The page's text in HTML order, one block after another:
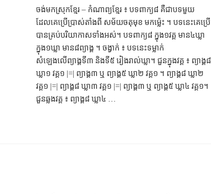
ចំណេះដឹងទូទៅ
ចង់មកស្រុកខ្មែរ – កំណាព្យខ្មែរ ៖ បទពាក្យ៨ គឺជាបទមួយ
ដែលគេប្រើប្រាស់តាំងពី សម័យចតុមុខ មកម្ល៉េះ ។ បទនេះគេប្រើ
បានគ្រប់បរិយាកាសទាំងអស់។ បទពាក្យ៨ ក្នុង១វគ្គ មាន៤ឃ្លា
ក្នុង១ឃ្លា មាន៨ព្យាង្គ ។ ចង្វាក់ ៖ បទនេះទម្លាក់
សំឡេងលើព្យាង្គទី៣ និងទី៥ រៀងរាល់ឃ្លា។ ជួនក្នុងវគ្គ ៖ ព្យាង្គ៨
ឃ្លា១ វគ្គ១ |=| ព្យាង្គ៣ ឬ ព្យាង្គ៥ ឃ្លា២ វគ្គ១ ។​ ព្យាង្គ៨ ឃ្លា២
វគ្គ១ |=| ព្យាង្គ៨ ឃ្លា៣ វគ្គ១ |=| ព្យាង្គ៣ ឬ ព្យាង្គ៥ ឃ្លា៤ វគ្គ១។
ជួនឆ្លងវគ្គ ៖ ព្យាង្គ៨ ឃ្លា៤ …